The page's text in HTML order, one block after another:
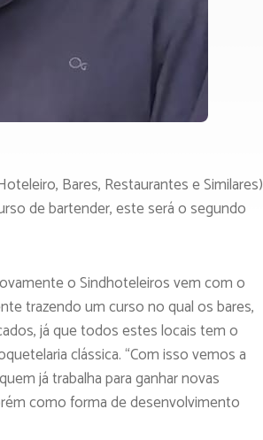
Bares, Restaurantes e Similares)
de bartender, este será o segundo
o Sindhoteleiros vem com o
trazendo um curso no qual os bares,
já que todos estes locais tem o
clássica. “Com isso vemos a
já trabalha para ganhar novas
como forma de desenvolvimento